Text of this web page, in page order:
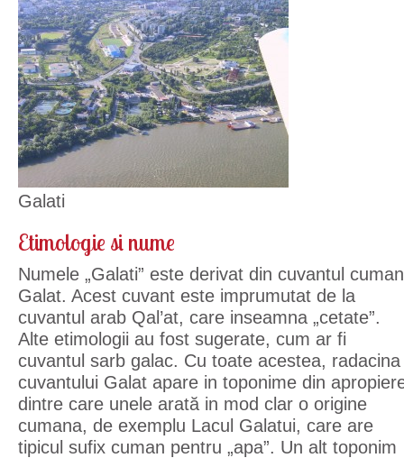
Galati
Etimologie si nume
Numele „Galati” este derivat din cuvantul cuman
Galat. Acest cuvant este imprumutat de la
cuvantul arab Qal’at, care inseamna „cetate”.
Alte etimologii au fost sugerate, cum ar fi
cuvantul sarb galac. Cu toate acestea, radacina
cuvantului Galat apare in toponime din
dintre care unele arată in mod clar o origine
cumana, de exemplu Lacul Galatui, care are
tipicul sufix cuman pentru „apa”. Un alt toponim